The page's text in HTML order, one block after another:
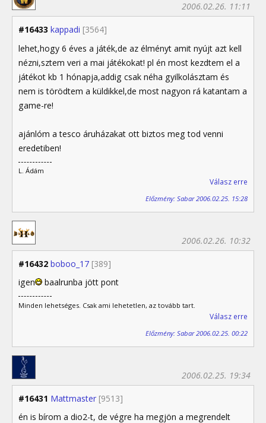
#16433 kappadi [3564]
2006.02.26. 11:11
lehet,hogy 6 éves a játék,de az élményt amit nyújt azt kell
nézni,sztem veri a mai játékokat! pl én most kezdtem el a
játékot kb 1 hónapja,addig csak néha gyilkolásztam és
nem is törödtem a küldikkel,de most nagyon rá katantam a
game-re!
ajánlóm a tesco áruházakat ott biztos meg tod venni
eredetiben!
L. Ádám
Válasz erre
Előzmény: Sabar 2006.02.25. 15:28
#16432 boboo_17 [389]
2006.02.26. 10:32
igen baalrunba jött pont
Minden lehetséges. Csak ami lehetetlen, az tovább tart.
Válasz erre
Előzmény: Sabar 2006.02.25. 00:22
#16431 Mattmaster [9513]
2006.02.25. 19:34
én is bírom a dio2-t, de végre ha megjön a megrendelt